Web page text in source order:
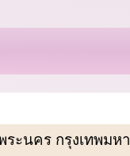
ะนคร กรุงเทพมห